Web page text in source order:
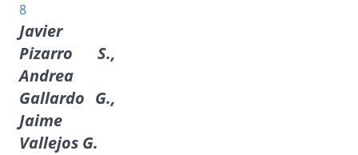
8
Javier
Pizarro S.,
Andrea
Gallardo G.,
Jaime
Vallejos G.